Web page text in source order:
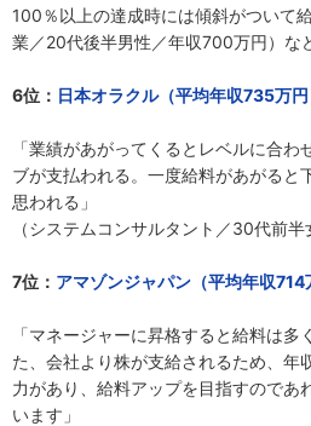
100％以上の達成時には傾斜がついて
業／20代後半男性／年収700万円）な
6位： 日本オラクル（平均年収735万円
「業績があがってくるとレベルに合わ
ブが支払われる。一度給料があがると
思われる」
（システムコンサルタント／30代前半
7位： アマゾンジャパン（平均年収714
「マネージャーに昇格すると給料は多
た、会社より株が支給されるため、年
力があり、給料アップを目指すのであ
います」